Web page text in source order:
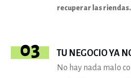
recuperar las riendas.
03 TU NEGOCIO YA
No hay nada malo